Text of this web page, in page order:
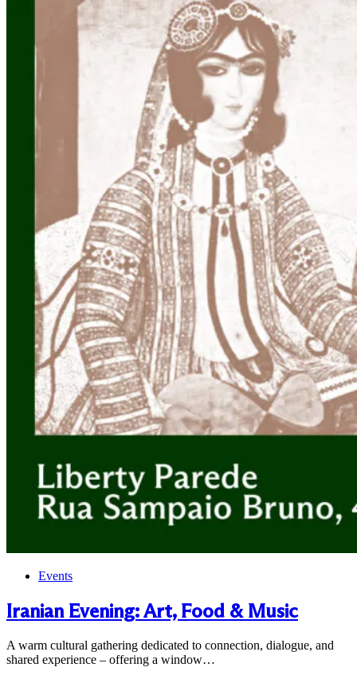
Events
Iranian Evening: Art, Food & Music
A warm cultural gathering dedicated to connection, dialogue, and
shared experience – offering a window…